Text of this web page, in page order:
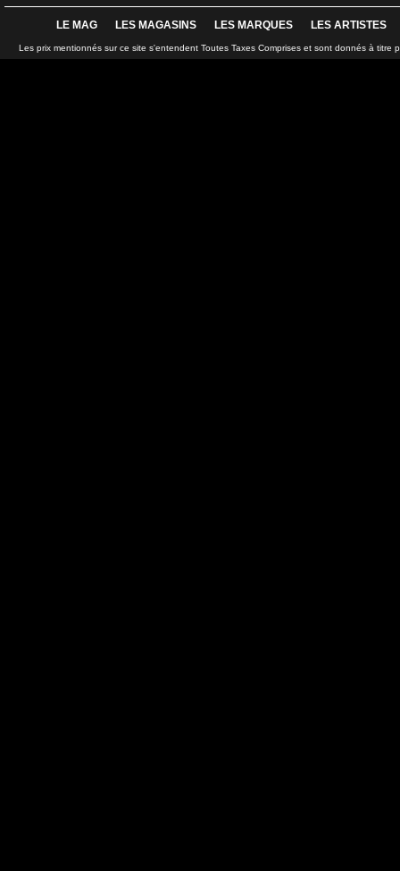
LE MAG LES MAGASINS LES MARQUES LES ARTISTES
Les prix mentionnés sur ce site s'entendent Toutes Taxes Comprises et sont donnés à